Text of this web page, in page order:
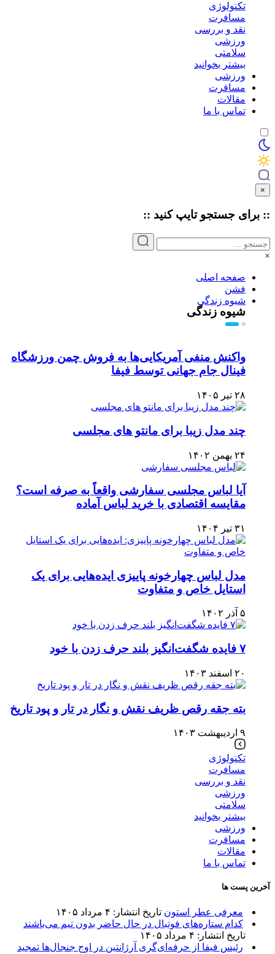
تکنولوژی
مسافرت
نقد و بررسی
ورزشی
سلامتی
بیشتر بخوانید
ورزشی
مسافرت
مقالات
تماس با ما
×
:: برای جستجو تایپکنید ::
×
صفحه اصلی
فشن
شیوه زندگی
شیوه زندگی
واکنش منفی آمریکایی‌ها به فروش چمن ورزشگاه
فینال جام جهانی توسط فیفا
۲۸ تیر ۱۴۰۵
چند مدل زیبا برای مانتو های مجلسی
۲۴ بهمن ۱۴۰۲
آیا لباس مجلسی سفارشی واقعاً به صرفه است؟
مقایسه اقتصادی با خرید لباس آماده
۳۱ تیر ۱۴۰۴
مدل لباس چهارخونه پاییزی ایده‌هایی برای یک
استایل خاص و متفاوت
۵ آذر ۱۴۰۲
۷ فایده شگفت‌انگیز بلند حرف زدن با خود
۲۰ اسفند ۱۴۰۳
بته جقه رقص ظریف نقش و نگار در تار و پود تاریخ
۹ اردیبهشت ۱۴۰۳
تکنولوژی
مسافرت
نقد و بررسی
ورزشی
سلامتی
بیشتر بخوانید
ورزشی
مسافرت
مقالات
تماس با ما
آخرین پست ها
معرفی عطر استون تاریخ انتشار: ۴ مرداد ۱۴۰۵
کدام ستاره‌های فوتبال در حال حاضر بدون تیم می‌باشند
تاریخ انتشار: ۴ مرداد ۱۴۰۵
رئیس فیفا از حرفه‌ای‌گری آرژانتین در اوج جنجال‌ها تمجید